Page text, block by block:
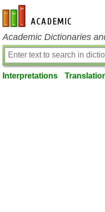
en-academic.com
Academic Dictionaries
Interpretations